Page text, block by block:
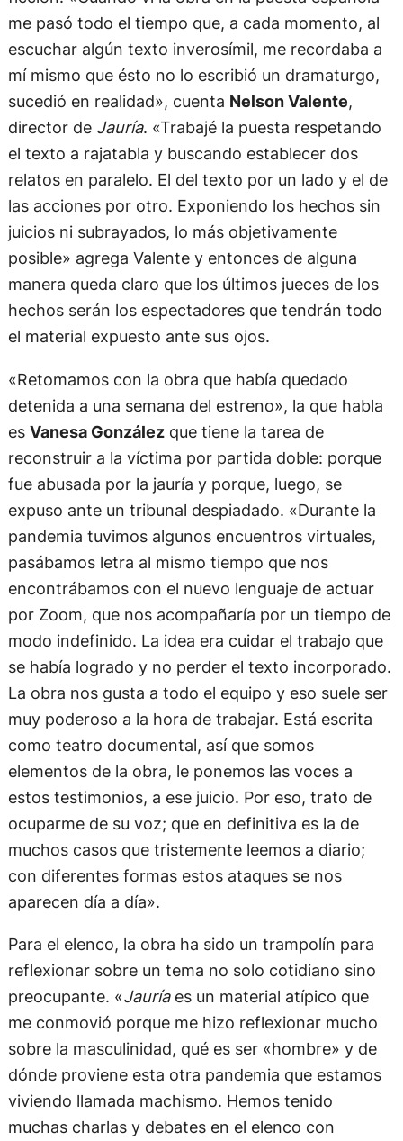
me pasó todo el tiempo que, a cada momento, al
escuchar algún texto inverosímil, me recordaba a
mí mismo que ésto no lo escribió un dramaturgo,
sucedió en realidad», cuenta Nelson Valente,
director de Jauría. «Trabajé la puesta respetando
el texto a rajatabla y buscando establecer dos
relatos en paralelo. El del texto por un lado y el de
las acciones por otro. Exponiendo los hechos sin
juicios ni subrayados, lo más objetivamente
posible» agrega Valente y entonces de alguna
manera queda claro que los últimos jueces de los
hechos serán los espectadores que tendrán todo
el material expuesto ante sus ojos.
«Retomamos con la obra que había quedado
detenida a una semana del estreno», la que habla
es Vanesa Gonzálezque tiene la tarea de
reconstruir a la víctima por partida doble: porque
fue abusada por la jauría y porque, luego, se
expuso ante un tribunal despiadado. «Durante la
pandemia tuvimos algunos encuentros virtuales,
pasábamos letra al mismo tiempo que nos
encontrábamos con el nuevo lenguaje de actuar
por Zoom, que nos acompañaría por un tiempo de
modo indefinido. La idea era cuidar el trabajo que
se había logrado y no perder el texto incorporado.
La obra nos gusta a todo el equipo y eso suele ser
muy poderoso a la hora de trabajar. Está escrita
como teatro documental, así que somos
elementos de la obra, le ponemos las voces a
estos testimonios, a ese juicio. Por eso, trato de
ocuparme de su voz; que en definitiva es la de
muchos casos que tristemente leemos a diario;
con diferentes formas estos ataques se nos
aparecen día a día».
Para el elenco, la obra ha sido un trampolín para
reflexionar sobre un tema no solo cotidiano sino
preocupante. «Jauría es un material atípico que
me conmovió porque me hizo reflexionar mucho
sobre la masculinidad, qué es ser «hombre» y de
dónde proviene esta otra pandemia que estamos
viviendo llamada machismo. Hemos tenido
muchas charlas y debates en el elenco con